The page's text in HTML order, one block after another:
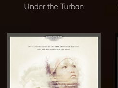
Under the Turban